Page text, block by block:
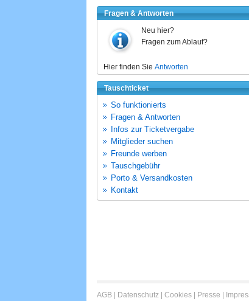
Fragen & Antworten
Neu hier?
Fragen zum Ablauf?
Hier finden Sie Antworten
Tauschticket
So funktionierts
Fragen & Antworten
Infos zur Ticketvergabe
Mitglieder suchen
Freunde werben
Tauschgebühr
Porto & Versandkosten
Kontakt
AGB Datenschutz Cookies Presse